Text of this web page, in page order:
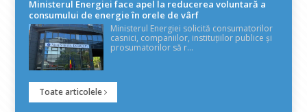
Ministerul Energiei face apel la reducerea voluntară a
consumului de energie în orele de vârf
Ministerul Energiei solicită consumatorilor
casnici, companiilor, instituțiilor publice și
prosumatorilor să r...
Toate articolele